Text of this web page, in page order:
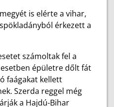
is elérte a vihar,
érkezett a
számoltak fel a
épületre dőlt fát
faágakat kellett
Szerda reggel még
a Hajdú-Bihar